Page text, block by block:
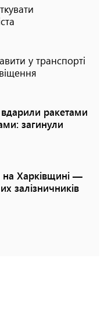
у транспорті
ракетами
загинули
на Харківщині —
залізничників